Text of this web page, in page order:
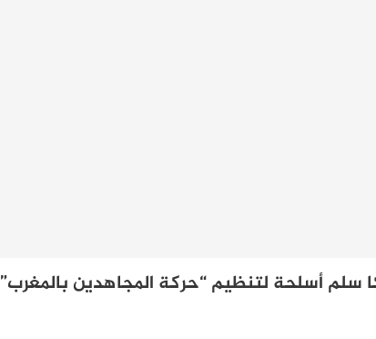
أسلحة لتنظيم “حركة المجاهدين بالمغرب”